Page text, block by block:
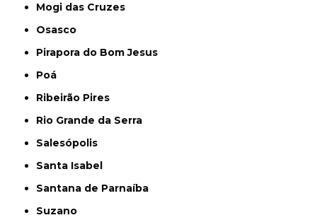
Mogi das Cruzes
Osasco
Pirapora do Bom Jesus
Poá
Ribeirão Pires
Rio Grande da Serra
Salesópolis
Santa Isabel
Santana de Parnaíba
Suzano